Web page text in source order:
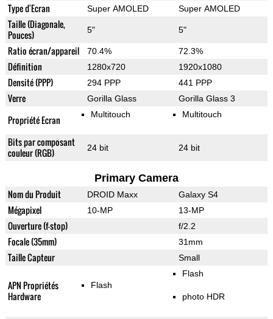
Type d'Ecran Super AMOLED Super AMOLED
Taille (Diagonale,
Pouces)
5" 5"
Ratio écran/appareil 70.4% 72.3%
Définition 1280x720 1920x1080
Densité (PPP) 294 PPP 441 PPP
Verre Gorilla Glass Gorilla Glass 3
Propriété Ecran Multitouch Multitouch
Bits par composant
couleur (RGB)
24 bit 24 bit
Primary Camera
Nom du Produit DROID Maxx Galaxy S4
Mégapixel 10-MP 13-MP
Ouverture (f-stop) f/2.2
Focale (35mm) 31mm
Taille Capteur Small
APN Propriétés
Hardware
Flash
Flash
photo HDR